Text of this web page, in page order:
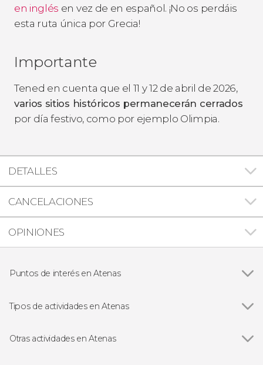
en inglés en vez de en español. ¡No os perdáis
esta ruta única por Grecia!
Importante
Tened en cuenta que el 11 y 12 de abril de 2026,
varios sitios históricos permanecerán cerrados
por día festivo, como por ejemplo Olimpia.
DETALLES
CANCELACIONES
OPINIONES
Puntos de interés en Atenas
Acrópolis de Atenas
Tipos de actividades en Atenas
Free tours en Atenas
Otras actividades en Atenas